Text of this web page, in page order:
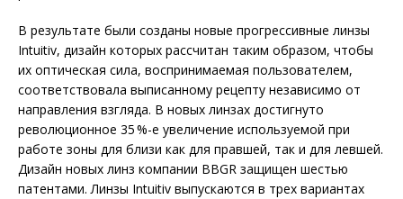
В результате были созданы новые прогрессивные линзы
Intuitiv, дизайн которых рассчитан таким образом, чтобы
их оптическая сила, воспринимаемая пользователем,
соответствовала выписанному рецепту независимо от
направления взгляда. В новых линзах достигнуто
революционное 35 %-е увеличение используемой при
работе зоны для близи как для правшей, так и для левшей.
Дизайн новых линз компании BBGR защищен шестью
патентами. Линзы Intuitiv выпускаются в трех вариантах